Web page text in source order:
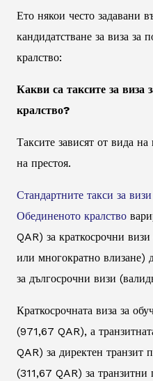
Ето някои често задавани
кандидатстване за виза за
кралство:
Какви са таксите за виза
кралство?
Таксите зависят от вида
на престоя.
Стандартните такси за
Обединеното кралство
QAR) за краткосрочни
или многократно
за дългосрочни визи
Краткосрочната виза за
(971,67 QAR), а
QAR) за директен
(311,67 QAR) за транзитни